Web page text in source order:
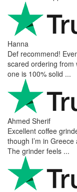
Hanna
Def recommend!
scared ordering from
one is 100% solid ...
Ahmed Sherif
Excellent coffee
though I’m in
The grinder feels ...